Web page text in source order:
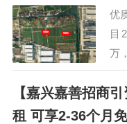
块
优
目
万
集
体
售
【嘉兴嘉善招商
租 可享2-36个月